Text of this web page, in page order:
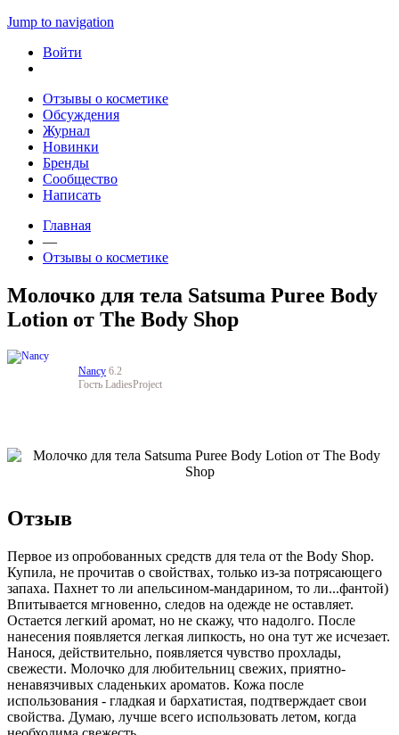
Jump to navigation
Войти
Отзывы о косметике
Обсуждения
Журнал
Новинки
Бренды
Сообщество
Написать
Главная
—
Отзывы о косметике
Молочко для тела Satsuma Puree Body
Lotion от The Body Shop
Nancy 6.2
Гость LadiesProject
Отзыв
Первое из опробованных средств для тела от the Body Shop.
Купила, не прочитав о свойствах, только из-за потрясающего
запаха. Пахнет то ли апельсином-мандарином, то ли...фантой)
Впитывается мгновенно, следов на одежде не оставляет.
Остается легкий аромат, но не скажу, что надолго. После
нанесения появляется легкая липкость, но она тут же исчезает.
Нанося, действительно, появляется чувство прохлады,
свежести. Молочко для любительниц свежих, приятно-
ненавязчивых сладеньких ароматов. Кожа после
использования - гладкая и бархатистая, подтверждает свои
свойства. Думаю, лучше всего использовать летом, когда